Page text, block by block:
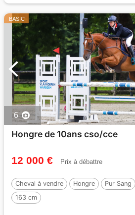
BASIC
6
Hongre de 10ans cso/cce
12 000 € Prix à débattre
Cheval à vendre Hongre Pur Sang
163 cm